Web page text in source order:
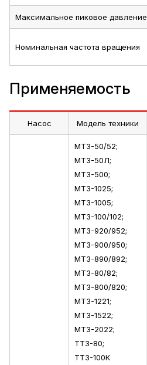
Максимальное пиковое давление
Номинальная частота вращения
Применяемость
Насос Модель техники
МТЗ-50/52;
МТЗ-50Л;
МТЗ-500;
МТЗ-1025;
МТЗ-1005;
МТЗ-100/102;
МТЗ-920/952;
МТЗ-900/950;
МТЗ-890/892;
МТЗ-80/82;
МТЗ-800/820;
МТЗ-1221;
МТЗ-1522;
МТЗ-2022;
ТТЗ-80;
ТТЗ-100К